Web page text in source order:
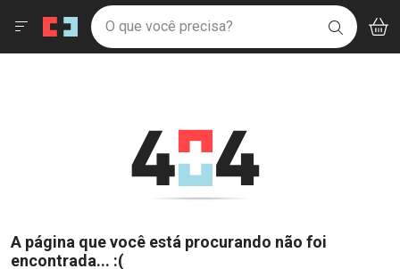
Drogaria São Paulo
Ir direto para a home
pela página
Ir direto para o conteúdo
Ir direto para a busca
Ir direto para o carrinho
Ir direto para o menu
Faça a sua busca
O que você precisa? BUSCAR
Menu
A página que você está procurando não foi
encontrada... :(